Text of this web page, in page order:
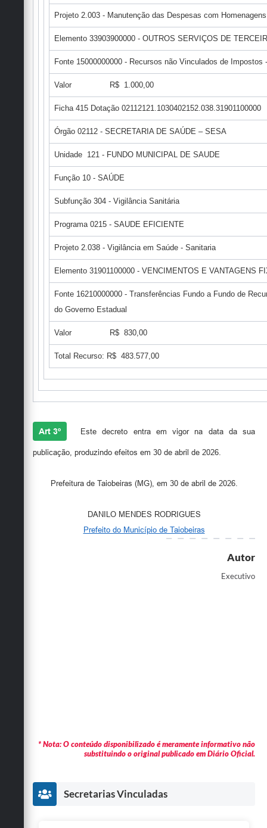
Projeto 2.003 - Manutenção das Despesas com
Elemento 33903900000 - OUTROS SERVIÇOS DE
Fonte 15000000000 - Recursos não Vinculados de Impostos
Valor R$ 1.000,00
Ficha 415 Dotação 02112121.1030402152.038.31901100000
Órgão 02112 - SECRETARIA DE SAÚDE – SESA
Unidade 121 - FUNDO MUNICIPAL DE SAUDE
Função 10 - SAÚDE
Subfunção 304 - Vigilância Sanitária
Programa 0215 - SAUDE EFICIENTE
Projeto 2.038 - Vigilância em Saúde - Sanitaria
Elemento 31901100000 - VENCIMENTOS E VANTAGENS
Fonte 16210000000 - Transferências Fundo a Fundo de
do Governo Estadual
Valor R$ 830,00
Total Recurso: R$ 483.577,00
Art 3º Este decreto entra em vigor na data da sua
publicação, produzindo efeitos em 30 de abril de 2026.
Prefeitura de Taiobeiras (MG), em 30 de abril de 2026.
DANILO MENDES RODRIGUES
Prefeito do Município de Taiobeiras
Autor
Executivo
* Nota: O conteúdo disponibilizado é meramente informativo não
substituindo o original publicado em Diário Oficial.
Secretarias Vinculadas